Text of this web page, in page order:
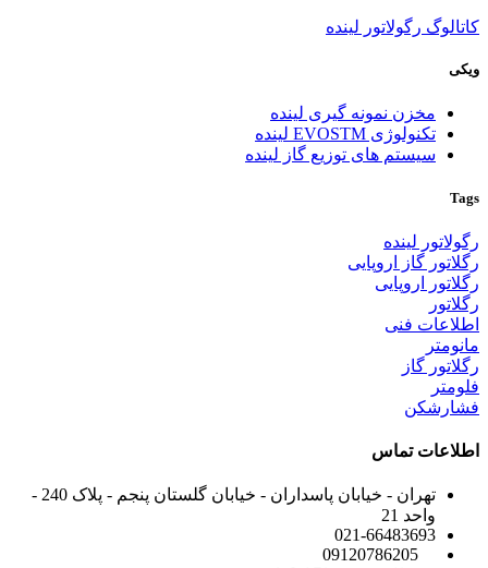
کاتالوگ رگولاتور لینده
ویکی
مخزن نمونه گیری لینده
تکنولوژی EVOSTM لینده
سیستم های توزیع گاز لینده
Tags
رگولاتور لینده
رگلاتور گاز اروپایی
رگلاتور اروپایی
رگلاتور
اطلاعات فنی
مانومتر
رگلاتور گاز
فلومتر
فشارشکن
اطلاعات تماس
تهران - خیابان پاسداران - خیابان گلستان پنجم - پلاک 240 -
واحد 21
021-66483693